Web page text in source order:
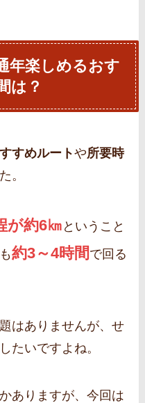
年楽しめるおす
は？
すめルートや所要時
。
が約6㎞ ということ
約3～4時間 で回る
はありませんが、せ
たいですよね。
ありますが、今回は